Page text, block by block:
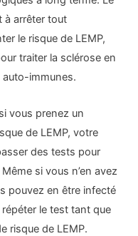
à arrêter tout
le risque de LEMP,
traiter la sclérose en
auto-immunes.
vous prenez un
de LEMP, votre
des tests pour
si vous n’en avez
pouvez en être infecté
le test tant que
risque de LEMP.